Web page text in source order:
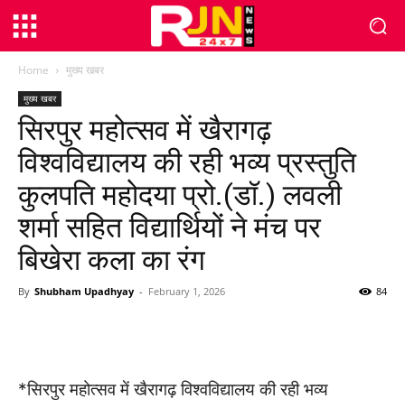
Home मुख्य खबर
मुख्य खबर
सिरपुर महोत्सव में खैरागढ़
विश्वविद्यालय की रही भव्य प्रस्तुति
कुलपति महोदया प्रो.(डॉ.) लवली
शर्मा सहित विद्यार्थियों ने मंच पर
बिखेरा कला का रंग
By Shubham Upadhyay - February 1, 2026 84
*सिरपुर महोत्सव में खैरागढ़ विश्वविद्यालय की रही भव्य